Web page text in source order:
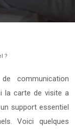
?
communication
la carte de visite a
support essentiel
Voici quelques